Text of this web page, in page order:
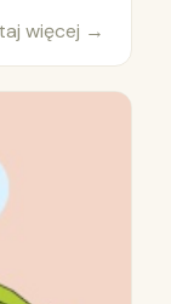
więcej →